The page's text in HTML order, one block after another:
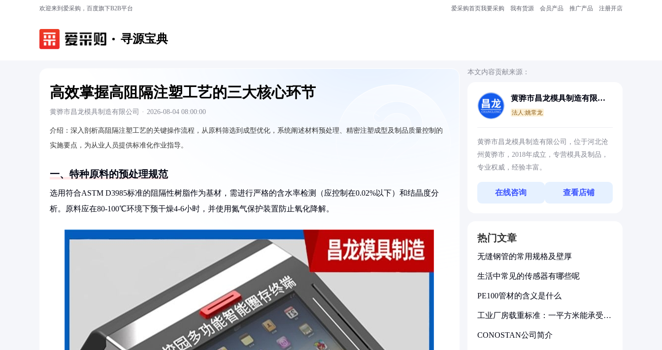
欢迎来到爱采购，百度旗下B2B平台 爱采购首页我要采购 我有货源 会员产品 推广产品 注册开店
寻源宝典
高效掌握高阻隔注塑工艺的三大核心环节
黄骅市昌龙模具制造有限公司 · 2026-08-04 08:00:00
介绍： 深入剖析高阻隔注塑工艺的关键操作流程，从原料筛选到成型优化，系统阐述材料预处理、精密注塑成型及制品质量控制的
实施要点，为从业人员提供标准化作业指导。
一、特种原料的预处理规范
选用符合ASTM D3985标准的阻隔性树脂作为基材，需进行严格的含水率检测（应控制在0.02%以下）和结晶度分
析。原料应在80-100℃环境下预干燥4-6小时，并使用氮气保护装置防止氧化降解。
本文内容贡献来源：
黄骅市昌龙模具制造有限公
法人:姚常龙
黄骅市昌龙模具制造有限公司，位于河北沧
州黄骅市，2018年成立，专营模具及制品，
专业权威，经验丰富。
在线咨询 查看店铺
热门文章
无缝钢管的常用规格及壁厚
生活中常见的传感器有哪些呢
PE100管材的含义是什么
工业厂房载重标准：一平方米能承受多
CONOSTAN公司简介